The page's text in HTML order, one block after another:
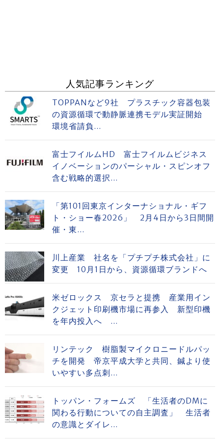
人気記事ランキング
TOPPANなど9社 プラスチック容器包装
の資源循環で動静脈連携モデル実証開始
環境省請負...
富士フイルムHD 富士フイルムビジネス
イノベーションのパーシャル・スピンオフ
含む戦略的選択...
「第101回東京インターナショナル・ギフ
ト・ショー春2026」 2月4日から3日間開
催・東...
川上産業 社名を「プチプチ株式会社」に
変更 10月1日から、資源循環ブランドへ
米ゼロックス 京セラと提携 産業用イン
クジェット印刷機市場に再参入 新型印機
を年内投入へ ...
リンテック 樹脂製マイクロニードルパッ
チを開発 帝京平成大学と共同、鍼より使
いやすい多点刺...
トッパン・フォームズ 「生活者のDMに
関わる行動についての自主調査」 生活者
の意識とダイレ...